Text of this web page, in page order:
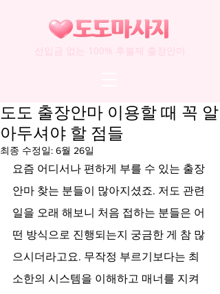
선입금 없는 100% 후불제 출장안마
도도 출장안마 이용할 때 꼭 알
아두셔야 할 점들
최종 수정일: 6월 26일
요즘 어디서나 편하게 부를 수 있는 출장
안마 찾는 분들이 많아지셨죠. 저도 관련
일을 오래 해보니 처음 접하는 분들은 어
떤 방식으로 진행되는지 궁금한 게 참 많
으시더라고요. 무작정 부르기보다는 최
소한의 시스템을 이해하고 매너를 지켜